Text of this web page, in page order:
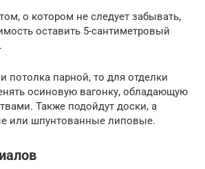
о котором не следует забывать,
оставить 5-сантиметровый
потолка парной, то для отделки
осиновую вагонку, обладающую
Также подойдут доски, а
или шпунтованные липовые.